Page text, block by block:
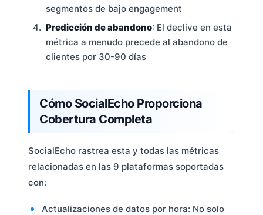
segmentos de bajo engagement
Predicción de abandono: El declive en esta
métrica a menudo precede al abandono de
clientes por 30-90 días
Cómo SocialEcho Proporciona
Cobertura Completa
SocialEcho rastrea esta y todas las métricas
relacionadas en las 9 plataformas soportadas
con:
Actualizaciones de datos por hora: No solo